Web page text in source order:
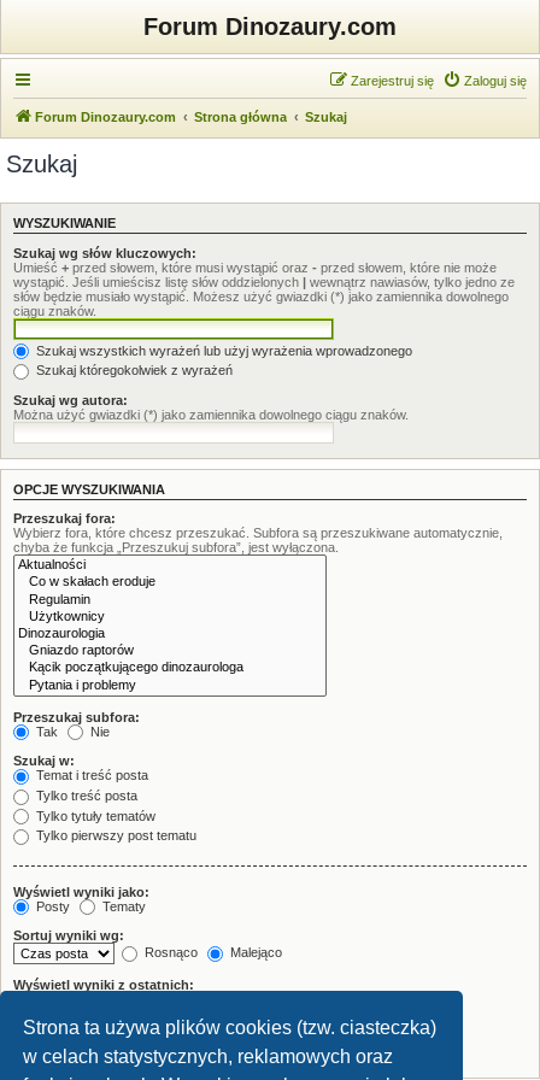
Strona ta używa plików cookies (tzw. ciasteczka)
w celach statystycznych, reklamowych oraz
Forum Dinozaury.com
Zaloguj się
Zarejestruj się
Forum Dinozaury.com Strona główna Szukaj
Szukaj
WYSZUKIWANIE
Szukaj wg słów kluczowych:
Umieść + przed słowem, które musi wystąpić oraz - przed słowem, które nie może
wystąpić. Jeśli umieścisz listę słów oddzielonych | wewnątrz nawiasów, tylko jedno ze
słów będzie musiało wystąpić. Możesz użyć gwiazdki (*) jako zamiennika dowolnego
ciągu znaków.
Szukaj wszystkich wyrażeń lub użyj wyrażenia wprowadzonego
Szukaj któregokolwiek z wyrażeń
Szukaj wg autora:
Można użyć gwiazdki (*) jako zamiennika dowolnego ciągu znaków.
OPCJE WYSZUKIWANIA
Przeszukaj fora:
Wybierz fora, które chcesz przeszukać. Subfora są przeszukiwane automatycznie,
chyba że funkcja „Przeszukuj subfora”, jest wyłączona.
Przeszukaj subfora:
Tak
Nie
Szukaj w:
Temat i treść posta
Tylko treść posta
Tylko tytuły tematów
Tylko pierwszy post tematu
Wyświetl wyniki jako:
Posty
Tematy
Sortuj wyniki wg:
Rosnąco
Malejąco
Wyświetl wyniki z ostatnich:
Wyświetl pierwsze:
znaków w poście